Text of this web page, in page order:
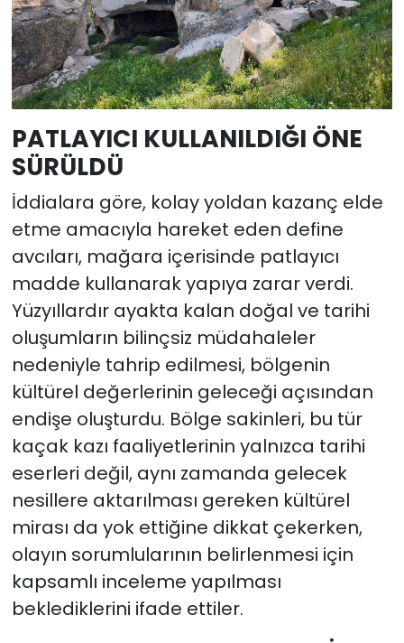
PATLAYICI KULLANILDIĞI ÖNE
SÜRÜLDÜ
İddialara göre, kolay yoldan kazanç elde
etme amacıyla hareket eden define
avcıları, mağara içerisinde patlayıcı
madde kullanarak yapıya zarar verdi.
Yüzyıllardır ayakta kalan doğal ve tarihi
oluşumların bilinçsiz müdahaleler
nedeniyle tahrip edilmesi, bölgenin
kültürel değerlerinin geleceği açısından
endişe oluşturdu. Bölge sakinleri, bu tür
kaçak kazı faaliyetlerinin yalnızca tarihi
eserleri değil, aynı zamanda gelecek
nesillere aktarılması gereken kültürel
mirası da yok ettiğine dikkat çekerken,
olayın sorumlularının belirlenmesi için
kapsamlı inceleme yapılması
beklediklerini ifade ettiler.